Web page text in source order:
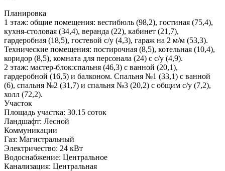
Планировка
1 этаж: общие помещения: вестибюль (98,2), гостиная (75,4),
кухня-столовая (34,4), веранда (22), кабинет (21,7),
гардеробная (18,5), гостевой с/у (4,3), гараж на 2 м/м (53,3).
Технические помещения: постирочная (8,5), котельная (10,4),
коридор (8,5), комната для персонала (24) с с/у (4,9).
2 этаж: мастер-блок:спальня (46,3) с ванной (20,1),
гардеробной (16,5) и балконом. Спальня №1 (33,1) с ванной
(6), спальня №2 (31,7) и спальня №3 (20,2) с общим с/у (7,2),
холл (72,2).
Участок
Площадь участка: 30.15 соток
Ландшафт: Лесной
Коммуникации
Газ: Магистральный
Электричество: 24 кВт
Водоснабжение: Центральное
Канализация: Центральная